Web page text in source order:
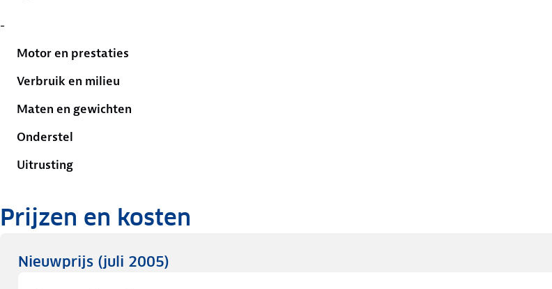
-
Motor en prestaties
Verbruik en milieu
Maten en gewichten
Onderstel
Uitrusting
Prijzen en kosten
Nieuwprijs (juli 2005)